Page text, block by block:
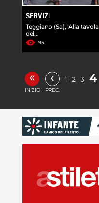
SERVIZI
Teggiano (Sa), 'Alla tavola
del...
95
«
INIZIO
‹
PREC.
1 2 3 4